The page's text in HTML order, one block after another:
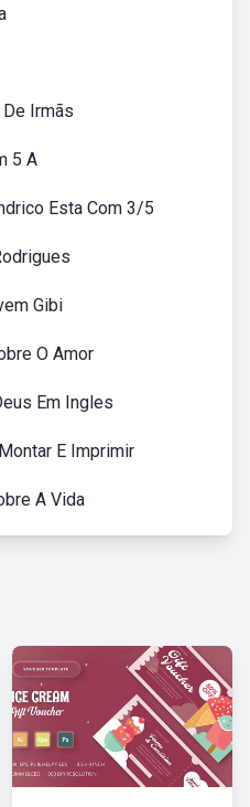
Irmãs
5 A
Esta Com 3/5
Gibi
O Amor
Em Ingles
E Imprimir
A Vida